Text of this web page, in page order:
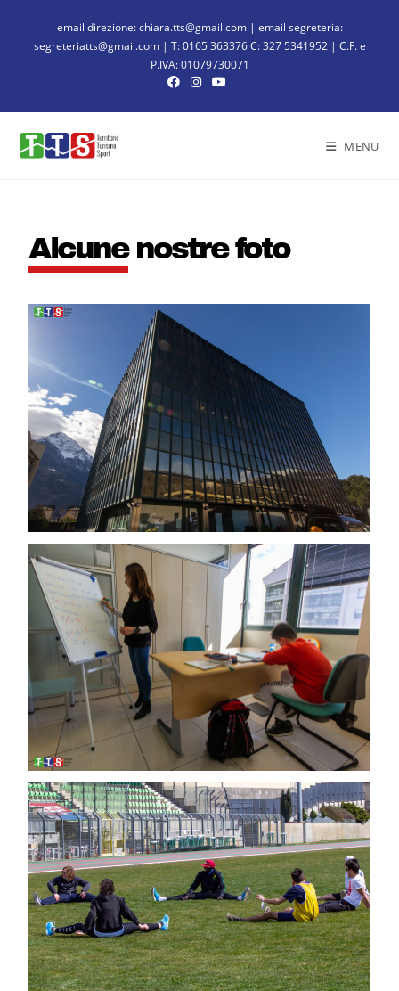
email direzione: chiara.tts@gmail.com | email segreteria:
segreteriatts@gmail.com | T: 0165 363376 C: 327 5341952 | C.F. e
P.IVA: 01079730071
MENU
Alcune nostre foto